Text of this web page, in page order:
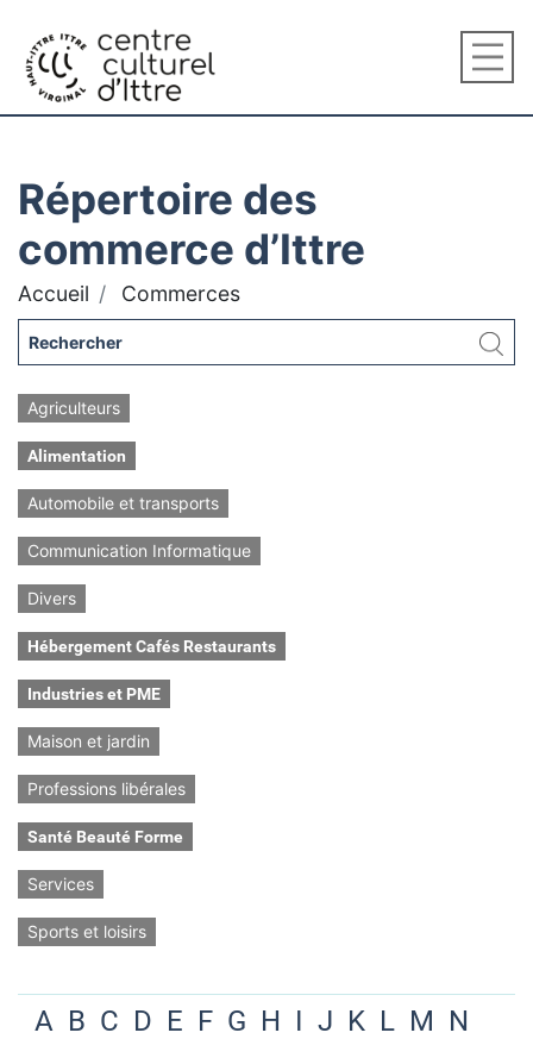
Répertoire des
commerce d’Ittre
Accueil Commerces
Agriculteurs
Alimentation
Automobile et transports
Communication Informatique
Divers
Hébergement Cafés Restaurants
Industries et PME
Maison et jardin
Professions libérales
Santé Beauté Forme
Services
Sports et loisirs
A B C D E F G H I J K L M N